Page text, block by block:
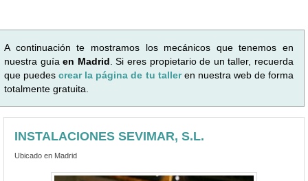
A continuación te mostramos los mecánicos que tenemos en
nuestra guíaen Madrid . Si eres propietario de un taller, recuerda
que puedescrear la página de tu talleren nuestra web de forma
totalmente gratuita.
INSTALACIONES SEVIMAR, S.L.
Ubicado en Madrid